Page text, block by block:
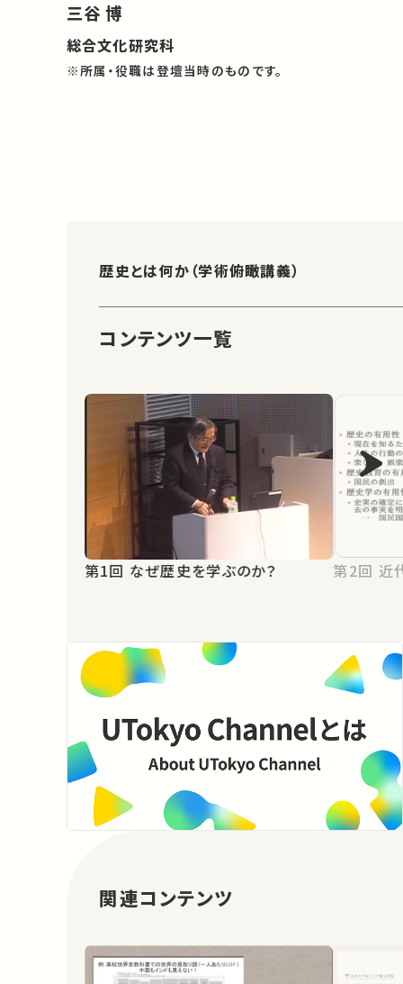
三谷 博
総合文化研究科
※所属・役職は登壇当時のものです。
歴史とは何か（学術俯瞰講義）
コンテンツ一覧
第1回 なぜ歴史を学ぶのか？ 第2
関連コンテンツ